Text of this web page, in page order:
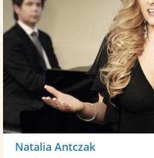
Natalia Antczak